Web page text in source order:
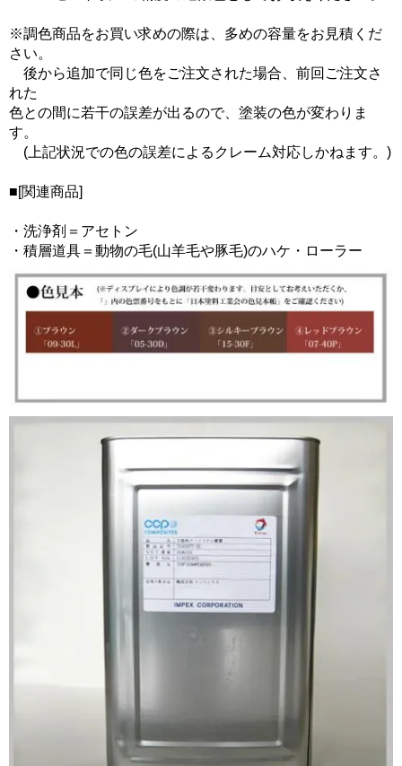
※調色商品をお買い求めの際は、多めの容量をお見積くだ
さい。
後から追加で同じ色をご注文された場合、前回ご注文さ
れた
色との間に若干の誤差が出るので、塗装の色が変わりま
す。
(上記状況での色の誤差によるクレーム対応しかねます。)
■[関連商品]
・洗浄剤＝アセトン
・積層道具＝動物の毛(山羊毛や豚毛)のハケ・ローラー